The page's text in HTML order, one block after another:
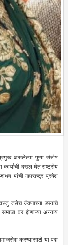
असलेल्या पुष्पा संतोष
कार्याची दखल घेत राष्ट्रीय
यांची महाराष्ट्र प्रदेश
तसेच जेवणाच्या डब्यांचे
वर होणाऱ्या अन्याय
करण्यासाठी या पदा